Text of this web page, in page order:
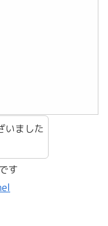
いました
す